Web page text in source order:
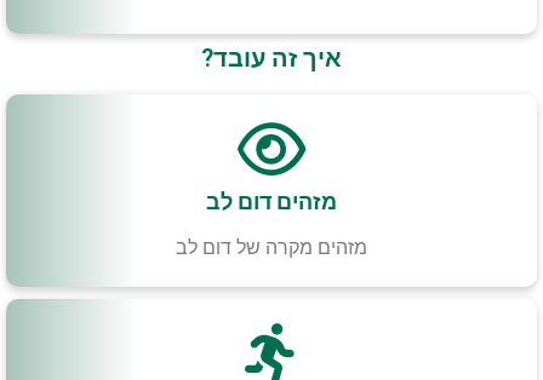
איך זה עובד?
מזהים דום לב
מזהים מקרה של דום לב